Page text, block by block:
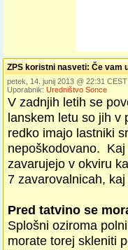
ZPS koristni nasveti: Če vam
petek, 14. junij 2013 @ 22:31 CEST
Uporabnik: Uredništvo Sonce
V zadnjih letih se
lanskem letu so jih v
redko imajo lastniki
nepoškodovano.
zavarujejo v okviru
7 zavarovalnicah,
Pred tatvino se
Splošni oziroma
morate torej skleniti